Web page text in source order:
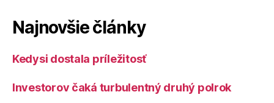
Najnovšie články
Kedysi dostala príležitosť
Investorov čaká turbulentný druhý polrok